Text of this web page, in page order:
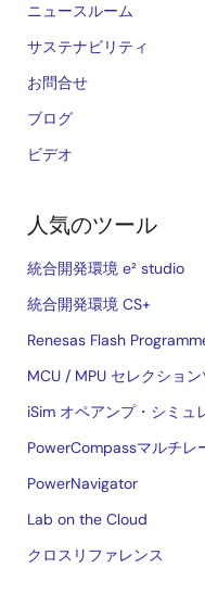
ニュースルーム
サステナビリティ
お問合せ
ブログ
ビデオ
人気のツール
統合開発環境 e² studio
統合開発環境 CS+
Renesas Flash
MCU / MPU セレクショ
iSim オペアンプ・シミュ
PowerCompassマルチレ
PowerNavigator
Lab on the Cloud
クロスリファレンス